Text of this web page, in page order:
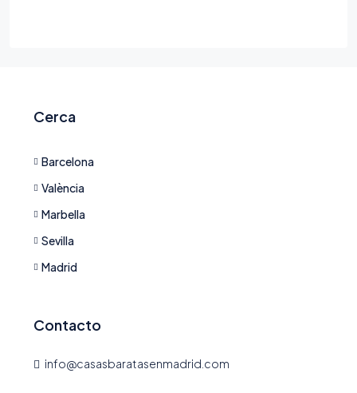
Cerca
Barcelona
València
Marbella
Sevilla
Madrid
Contacto
info@casasbaratasenmadrid.com